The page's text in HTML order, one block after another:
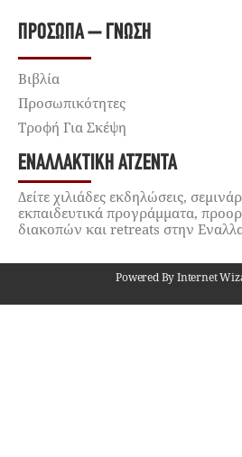
ΠΡΌΣΩΠΑ – ΓΝΏΣΗ
Βιβλία
Προσωπικότητες
Τροφή Για Σκέψη
ΕΝΑΛΛΑΚΤΙΚΉ ΑΤΖΈΝΤΑ
Δείτε χιλιάδες εκδηλώσεις,
εκπαιδευτικά προγράμματα,
διακοπών και retreats στην
Powered By Internet